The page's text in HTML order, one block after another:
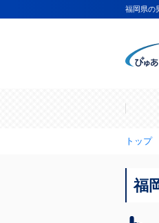
福岡県の
トップ
福